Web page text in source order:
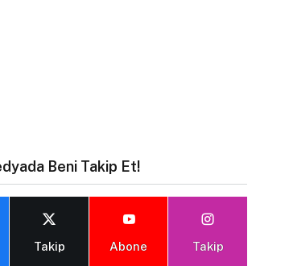
Beni Takip Et!
Takip Abone Takip